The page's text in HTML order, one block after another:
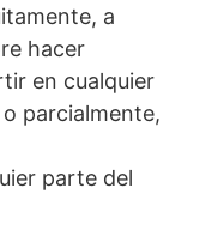
a
hacer
en cualquier
parcialmente,
parte del